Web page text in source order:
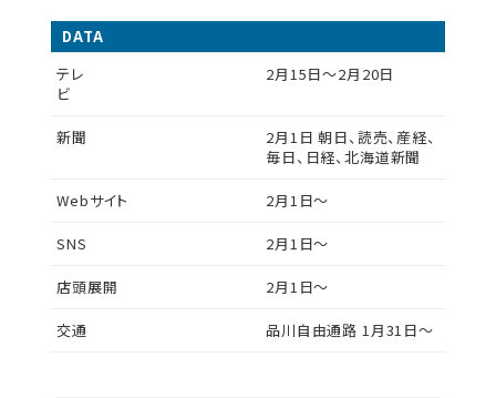
DATA
テレ
ビ
2月15日〜2月20日
新聞
2月1日 朝日、読売、産経、
毎日、日経、北海道新聞
Webサイト 2月1日〜
SNS 2月1日〜
店頭展開 2月1日〜
交通 品川自由通路 1月31日〜